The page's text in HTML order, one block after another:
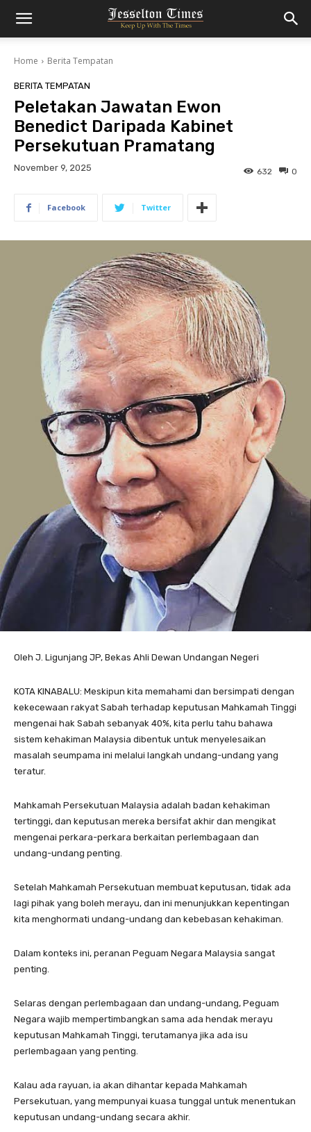
Home Berita Tempatan
BERITA TEMPATAN
Peletakan Jawatan Ewon
Benedict Daripada Kabinet
Persekutuan Pramatang
November 9, 2025 0
632
Facebook Twitter
Oleh J. Ligunjang JP, Bekas Ahli Dewan Undangan Negeri
KOTA KINABALU: Meskipun kita memahami dan bersimpati dengan
kekecewaan rakyat Sabah terhadap keputusan Mahkamah Tinggi
mengenai hak Sabah sebanyak 40%, kita perlu tahu bahawa
sistem kehakiman Malaysia dibentuk untuk menyelesaikan
masalah seumpama ini melalui langkah undang-undang yang
teratur.
Mahkamah Persekutuan Malaysia adalah badan kehakiman
tertinggi, dan keputusan mereka bersifat akhir dan mengikat
mengenai perkara-perkara berkaitan perlembagaan dan
undang-undang penting.
Setelah Mahkamah Persekutuan membuat keputusan, tidak ada
lagi pihak yang boleh merayu, dan ini menunjukkan kepentingan
kita menghormati undang-undang dan kebebasan kehakiman.
Dalam konteks ini, peranan Peguam Negara Malaysia sangat
penting.
Selaras dengan perlembagaan dan undang-undang, Peguam
Negara wajib mempertimbangkan sama ada hendak merayu
keputusan Mahkamah Tinggi, terutamanya jika ada isu
perlembagaan yang penting.
Kalau ada rayuan, ia akan dihantar kepada Mahkamah
Persekutuan, yang mempunyai kuasa tunggal untuk menentukan
keputusan undang-undang secara akhir.